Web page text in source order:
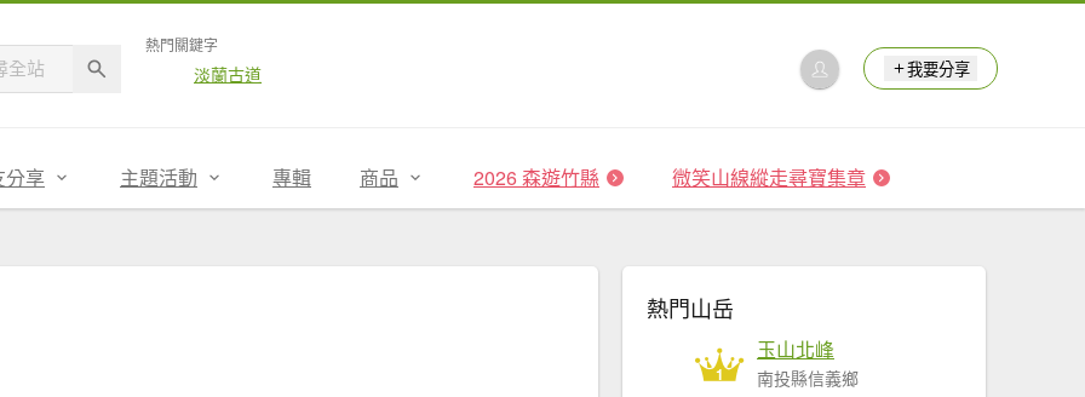
熱門關鍵字
淡蘭古道 我要分享
分享 主題活動 專輯 商品 2026 森遊竹縣 微笑山線縱走尋寶集章
熱門山岳
1
玉山北峰
南投縣信義鄉